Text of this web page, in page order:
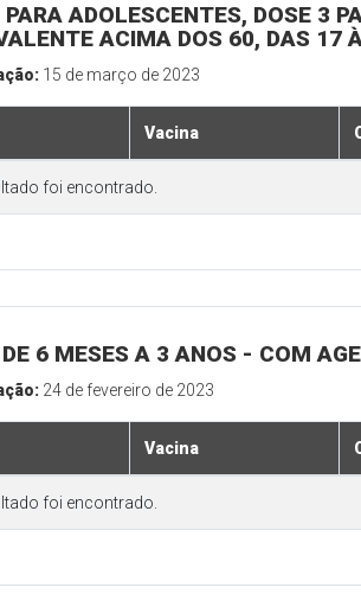
PARA ADOLESCENTES, DOSE 3
ACIMA DOS 60, DAS 17
15 de março de 2023
Vacina
foi encontrado.
6 MESES A 3 ANOS - COM
24 de fevereiro de 2023
Vacina
foi encontrado.